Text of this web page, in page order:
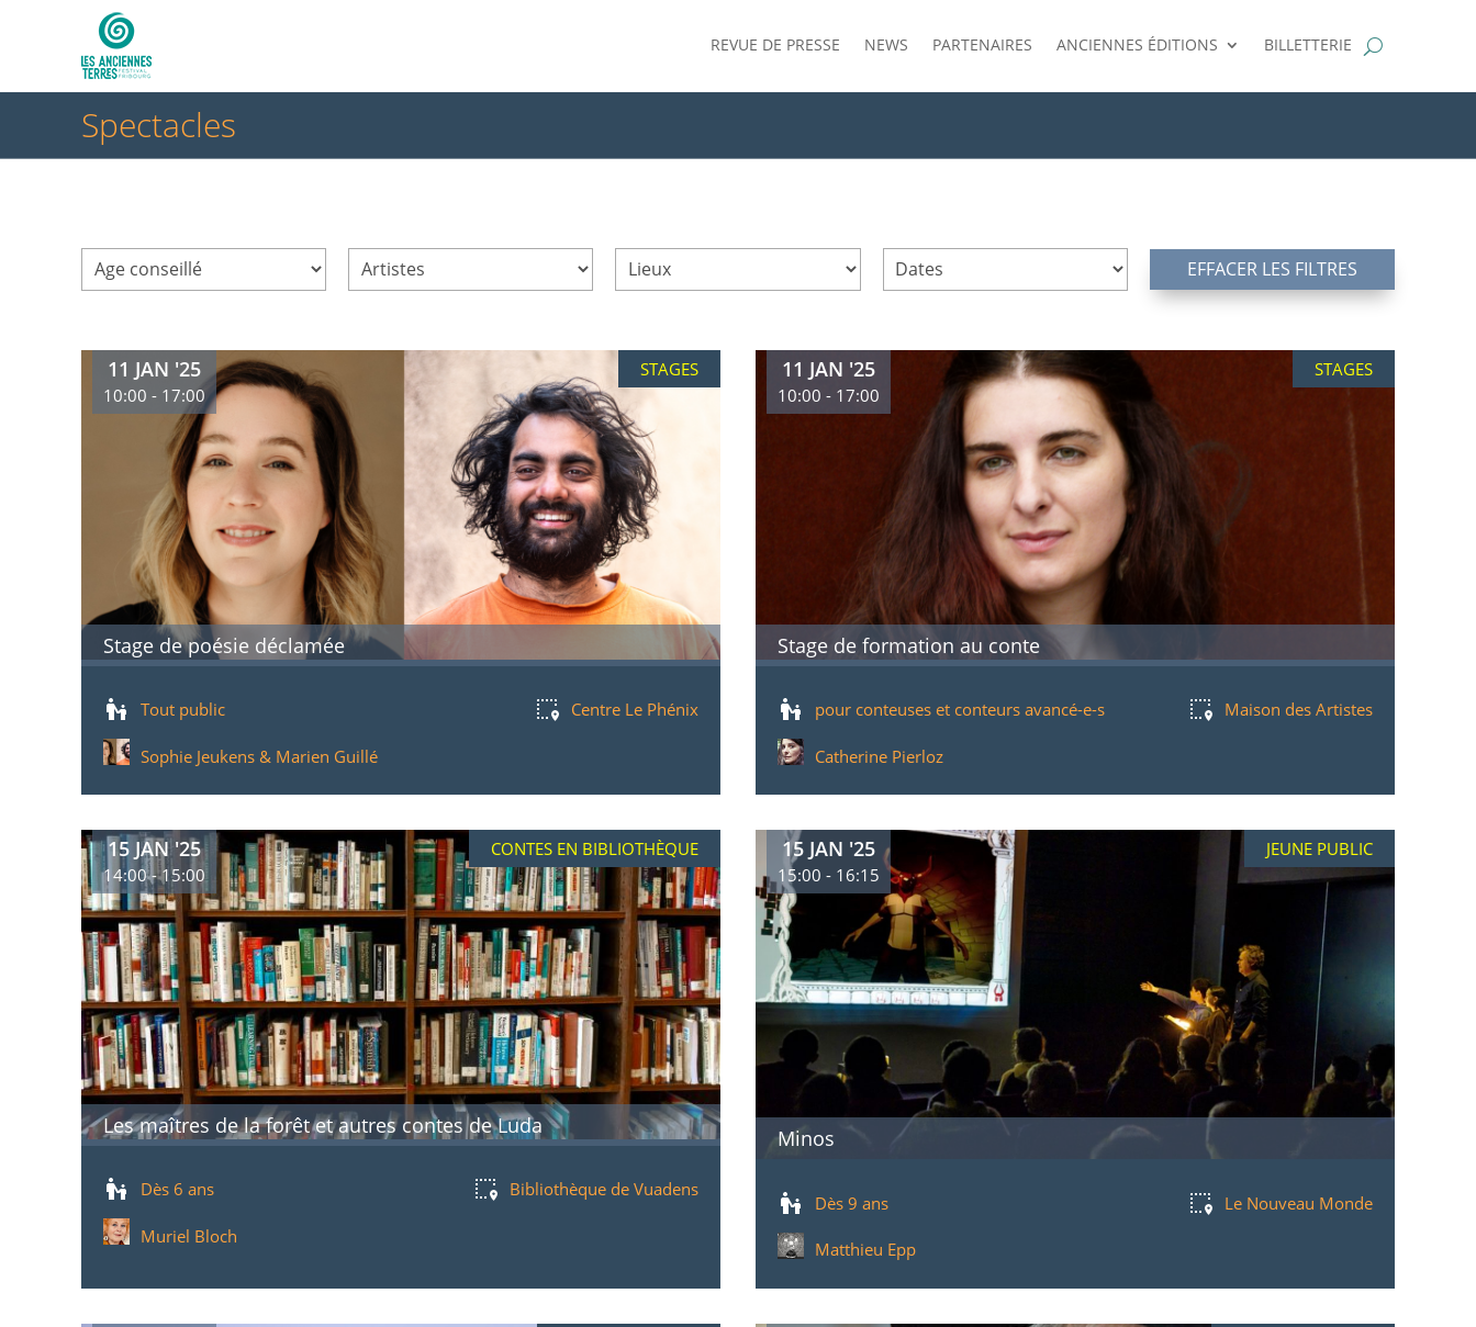
REVUE DE PRESSE NEWS PARTENAIRES ANCIENNES ÉDITIONS BILLETTERIE
Spectacles
EFFACER LES FILTRES
Stage de poésie déclamée
11 JAN '25
10:00 - 17:00
STAGES
Tout public Centre Le Phénix
Sophie Jeukens & Marien Guillé
Stage de formation au conte
11 JAN '25
10:00 - 17:00
STAGES
pour conteuses et conteurs avancé-e-s Maison des Artistes
Catherine Pierloz
Les maîtres de la forêt et autres contes de Luda
15 JAN '25
14:00 - 15:00
CONTES EN BIBLIOTHÈQUE
Dès 6 ans Bibliothèque de Vuadens
Muriel Bloch
Minos
15 JAN '25
15:00 - 16:15
JEUNE PUBLIC
Dès 9 ans Le Nouveau Monde
Matthieu Epp